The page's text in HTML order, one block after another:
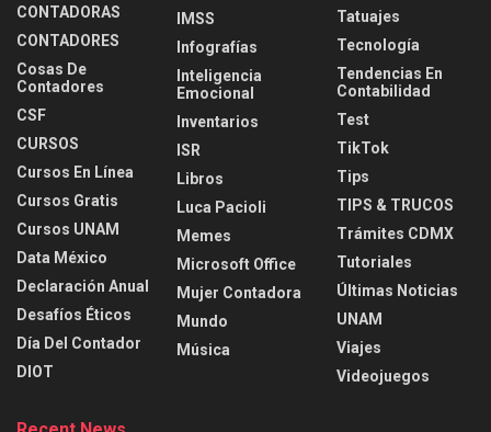
CONTADORAS
CONTADORES
Cosas De
Contadores
CSF
CURSOS
Cursos En Línea
Cursos Gratis
Cursos UNAM
Data México
Declaración Anual
Desafíos Éticos
Día Del Contador
DIOT
IMSS
Infografías
Inteligencia
Emocional
Inventarios
ISR
Libros
Luca Pacioli
Memes
Microsoft Office
Mujer Contadora
Mundo
Música
Tatuajes
Tecnología
Tendencias En
Contabilidad
Test
TikTok
Tips
TIPS & TRUCOS
Trámites CDMX
Tutoriales
Últimas Noticias
UNAM
Viajes
Videojuegos